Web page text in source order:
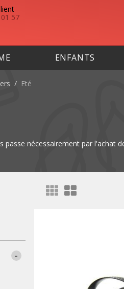
57
ENFANTS
/ Eté
passe nécessairement par l'achat
-